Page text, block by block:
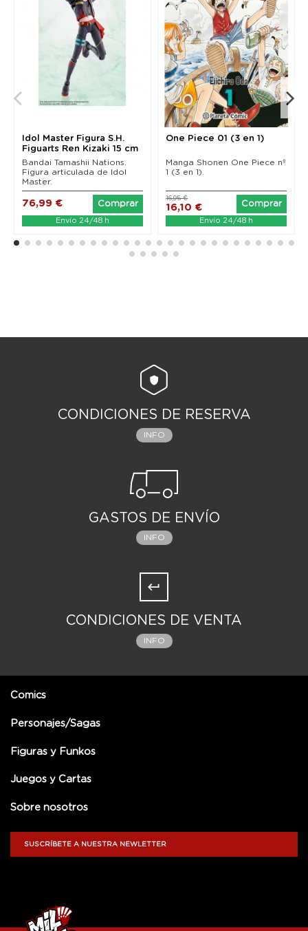
Idol Master Figura S.H.
Figuarts Ren Kizaki 15 cm
Bandai Tamashii Nations.
Figura articulada de Idol
Master.
76,99 € Comprar
Envío 24/48 h
One Piece 01 (3 en 1)
Manga Shonen One Piece nº
1 (3 en 1).
16,10 €
16,95 €
Comprar
Envío 24/48 h
CONDICIONES DE RESERVA
INFO
GASTOS DE ENVÍO
INFO
CONDICIONES DE VENTA
INFO
Comics
Personajes/Sagas
Figuras y Funkos
Juegos y Cartas
Sobre nosotros
SUSCRÍBETE A NUESTRA NEWLETTER